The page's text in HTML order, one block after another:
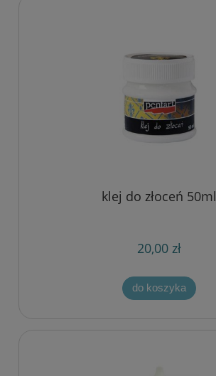
klej do złoceń 50ml
20,00 zł
do koszyka